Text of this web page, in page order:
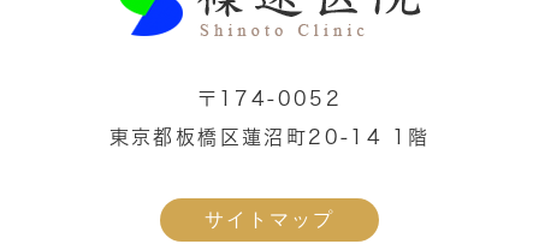
〒174-0052
東京都板橋区蓮沼町20-14 1階
サイトマップ